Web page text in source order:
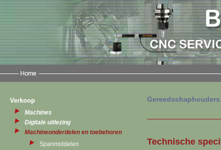
Verkoop
Machines
Digitale uitlezing
Machineonderdelen en toebehoren
Spanmiddelen
Technische